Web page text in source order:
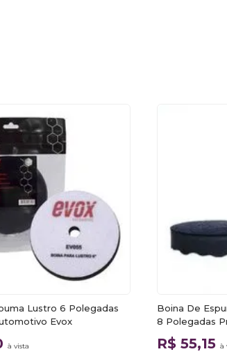
Lustro 6 Polegadas
Evox
à vista
Boina De
8 Polegadas
R$ 55,15 à